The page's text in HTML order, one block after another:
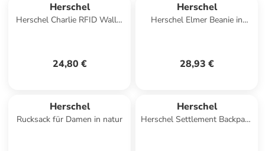
Herschel
Herschel Charlie RFID Wallet
24,80 €
Herschel
Herschel Elmer Beanie in
28,93 €
Herschel
Rucksack für Damen in natur
Herschel
Herschel Settlement Backpack